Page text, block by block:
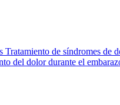
Tratamiento de síndromes de
del dolor durante el